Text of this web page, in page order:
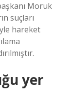
Moruk
suçları
hareket
yer